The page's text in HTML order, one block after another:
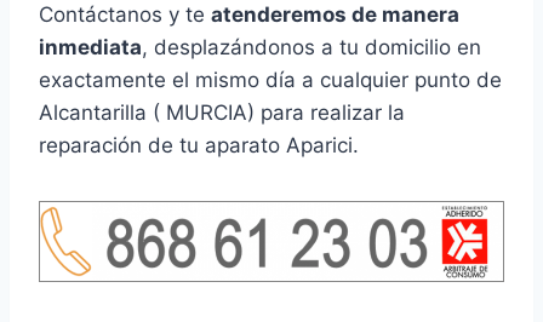
Contáctanos y te atenderemos de manera
inmediata, desplazándonos a tu domicilio en
exactamente el mismo día a cualquier punto de
Alcantarilla ( MURCIA) para realizar la
reparación de tu aparato Aparici.